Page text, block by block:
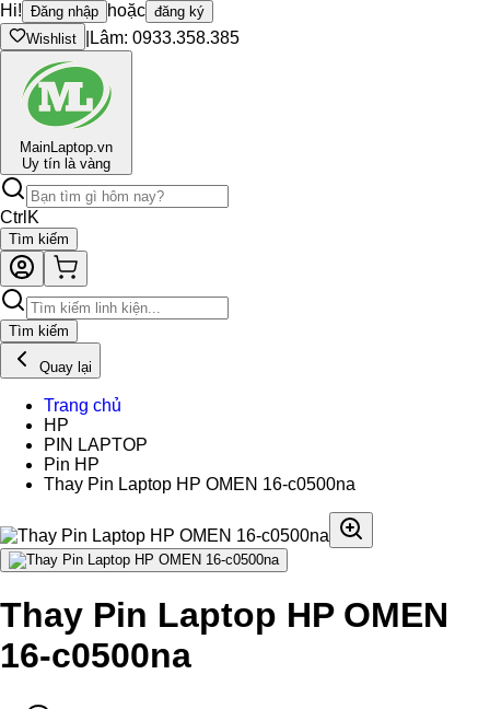
Hi! Đăng nhập hoặc đăng ký
Wishlist
Lâm: 0933.358.385
MainLaptop.vn
Uy tín là vàng
Ctrl K
Tìm kiếm
Tìm kiếm
Quay lại
Trang chủ
HP
PIN LAPTOP
Pin HP
Thay Pin Laptop HP OMEN 16-c0500na
Thay Pin Laptop HP OMEN
16-c0500na